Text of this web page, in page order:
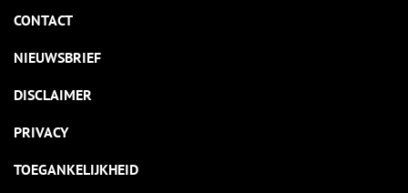
CONTACT
NIEUWSBRIEF
DISCLAIMER
PRIVACY
TOEGANKELIJKHEID